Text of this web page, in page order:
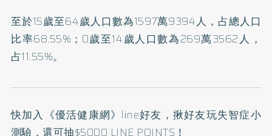
至於15歲至64歲人口數為1597萬9394人，占總人口
比率68.55%；0歲至14歲人口數為269萬3562人，
占11.55%。
快加入 《優活健康網》line好友 ，揪好友玩失智症小
測驗，還可抽$5000 LINE POINTS！